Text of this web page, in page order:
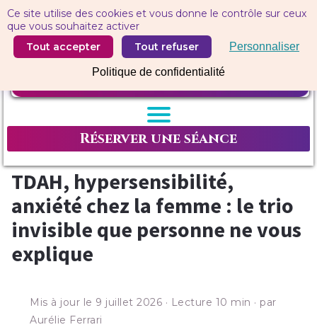
Ce site utilise des cookies et vous donne le contrôle sur ceux
que vous souhaitez activer
Tout accepter
Tout refuser Personnaliser
Politique de confidentialité
Réserver une séance
TDAH, hypersensibilité,
anxiété chez la femme : le trio
invisible que personne ne vous
explique
Mis à jour le 9 juillet 2026 · Lecture 10 min · par
Aurélie Ferrari